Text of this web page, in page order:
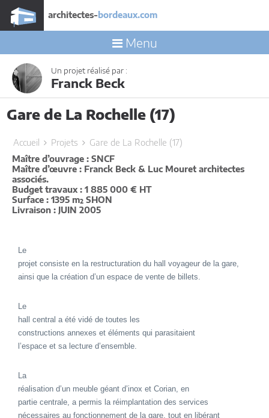
architectes- bordeaux.com
Menu
Un projet réalisé par :
Franck Beck
Gare de La Rochelle (17)
Accueil Projets
Gare de La Rochelle (17)
Maître d’ouvrage : SNCF
Maître d’œuvre : Franck Beck & Luc Mouret architectes
associés.
Budget travaux : 1 885 000 € HT
Surface : 1395 m² SHON
Livraison : JUIN 2005
Le
projet consiste en la restructuration du hall voyageur de la gare,
ainsi que la création d’un espace de vente de billets.
Le
hall central a été vidé de toutes les
constructions annexes et éléments qui parasitaient
l’espace et sa lecture d’ensemble.
La
réalisation d’un meuble géant d’inox et Corian, en
partie centrale, a permis la réimplantation des services
nécessaires au fonctionnement de la gare, tout en libérant